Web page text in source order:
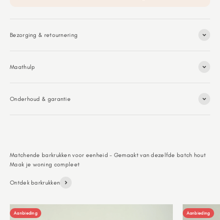
Bezorging & retournering
Maathulp
Onderhoud & garantie
Matchende barkrukken voor eenheid - Gemaakt van dezelfde batch hout
Ontdek barkrukken
Aanbieding Aanbieding